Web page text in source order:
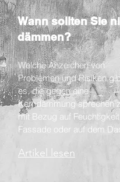
Wann sollten Sie
dämmen?
Welche Anzeichen von
Problemen und Risiken
es, die gegen eine
Kerndämmung sprechen
mit Bezug auf
Fassade oder auf dem
Artikel lesen